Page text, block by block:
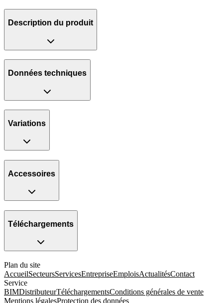
Description du produit
Données techniques
Variations
Accessoires
Téléchargements
Plan du site
AccueilSecteursServicesEntrepriseEmploisActualitésContact
Service
BIMDistributeurTéléchargementsConditions générales de vente
Mentions légalesProtection des données